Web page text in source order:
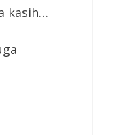
kasih…